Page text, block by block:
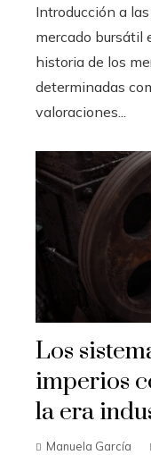
Introducción a
mercado bursátil
historia de los
determinadas
valoraciones...
Los
imperios
la era
Manuela García